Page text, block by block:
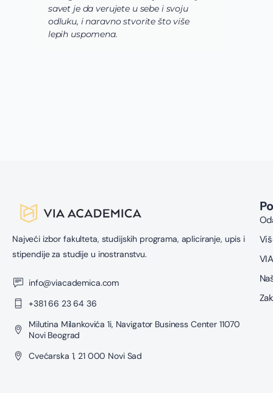
savet je da verujete u sebe i svoju
odluku, i naravno stvorite što više
lepih uspomena.
Najveći izbor fakulteta, studijskih programa, apliciranje, upis i
stipendije za studije u inostranstvu.
info@viacademica.com
+381 66 23 64 36
Milutina Milankovića 1i, Navigator Business Center 11070
Novi Beograd
Cvećarska 1, 21 000 Novi Sad